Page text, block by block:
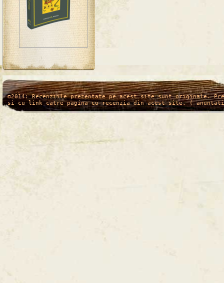
/* */
©2014: Recenziile prezentate pe acest site sunt originale.
si cu link catre pagina cu recenzia din acest site. (